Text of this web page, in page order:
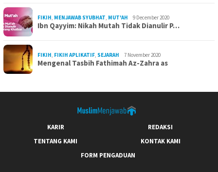
FIKIH, MENJAWAB SYUBHAT, MUT'AH 9 December 2020
Ibn Qayyim: Nikah Mutah Tidak Dianulir P…
FIKIH, FIKIH APLIKATIF, SEJARAH 7 November 2020
Mengenal Tasbih Fathimah Az-Zahra as
KARIR
REDAKSI
TENTANG KAMI
KONTAK KAMI
FORM PENGADUAN